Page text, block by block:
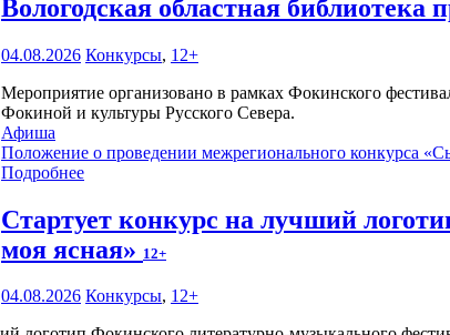
Вологодская областная
04.08.2026 Конкурсы, 12+
Мероприятие организовано в рамках Фокинского
Фокиной и культуры Русского Севера.
Афиша
Положение о проведении межрегионального конкурса
Подробнее
Стартует конкурс на лучший
моя ясная» 12+
04.08.2026 Конкурсы, 12+